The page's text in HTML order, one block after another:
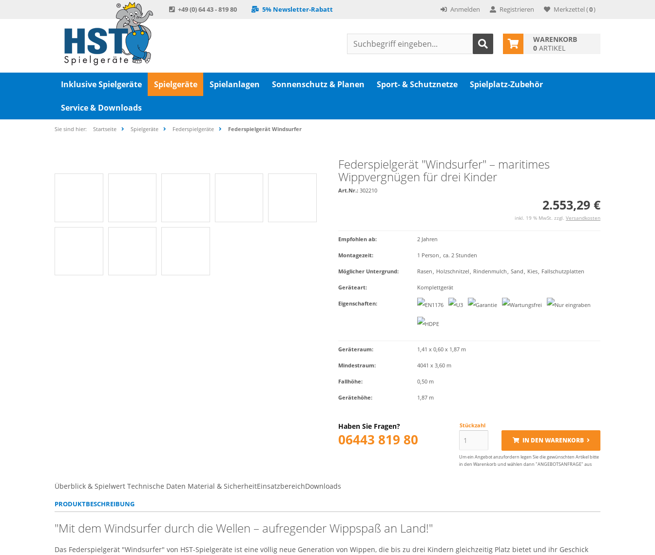
+49 (0) 64 43 - 819 80 5% Newsletter-Rabatt Merkzettel (0)
Registrieren
Anmelden
WARENKORB
0 ARTIKEL
Inklusive Spielgeräte Spielgeräte Spielanlagen Sonnenschutz & Planen Sport- & Schutznetze Spielplatz-Zubehör
Service & Downloads
Sie sind hier: Startseite Spielgeräte Federspielgeräte Federspielgerät Windsurfer
Federspielgerät "Windsurfer" – maritimes
Wippvergnügen für drei Kinder
Art.Nr.: 302210
2.553,29 €
inkl. 19 % MwSt. zzgl. Versandkosten
Empfohlen ab: 2 Jahren
Montagezeit: 1 Person, ca. 2 Stunden
Möglicher Untergrund: Rasen, Holzschnitzel, Rindenmulch, Sand, Kies, Fallschutzplatten
Geräteart: Komplettgerät
Eigenschaften:
Geräteraum: 1,41 x 0,60 x 1,87 m
Mindestraum: 4041 x 3,60 m
Fallhöhe: 0,50 m
Gerätehöhe: 1,87 m
Stückzahl
IN DEN WARENKORB
Um ein Angebot anzufordern legen Sie die gewünschten Artikel bitte
in den Warenkorb und wählen dann "ANGEBOTSANFRAGE" aus
Haben Sie Fragen?
06443 819 80
Überblick & Spielwert Technische Daten Material & SicherheitEinsatzbereichDownloads
PRODUKTBESCHREIBUNG
"Mit dem Windsurfer durch die Wellen – aufregender Wippspaß an Land!"
Das Federspielgerät "Windsurfer" von HST-Spielgeräte ist eine völlig neue Generation von Wippen, die bis zu drei Kindern gleichzeitig Platz bietet und ihr Geschick